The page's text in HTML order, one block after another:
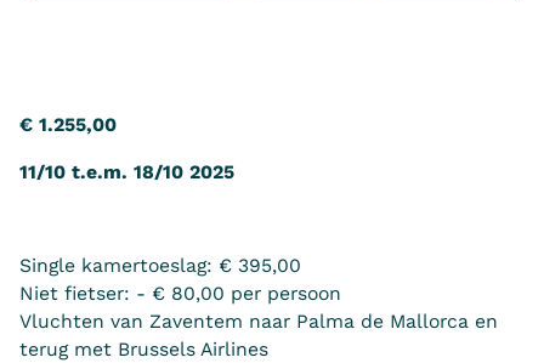
‍€ 1.255,00
11/10 t.e.m. 18/10 2025
Single kamertoeslag: € 395,00
Niet fietser: - € 80,00 per persoon
Vluchten van Zaventem naar Palma de Mallorca en
terug met Brussels Airlines